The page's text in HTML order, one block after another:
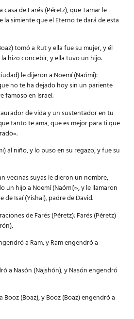
casa de Farés (Péretz), que Tamar le
la simiente que el Eterno te dará de esta
tomó a Rut y ella fue su mujer, y él
hizo concebir, y ella tuvo un hijo.
le dijeron a Noemí (Naómi):
no te ha dejado hoy sin un pariente
famoso en Israel.
de vida y un sustentador en tu
tanto te ama, que es mejor para ti que
al niño, y lo puso en su regazo, y fue su
vecinas suyas le dieron un nombre,
un hijo a Noemí (Naómi)», y le llamaron
de Isaí (Yishai), padre de David.
de Farés (Péretz): Farés (Péretz)
a Ram, y Ram engendró a
a Nasón (Najshón), y Nasón engendró
Booz (Boaz), y Booz (Boaz) engendró a